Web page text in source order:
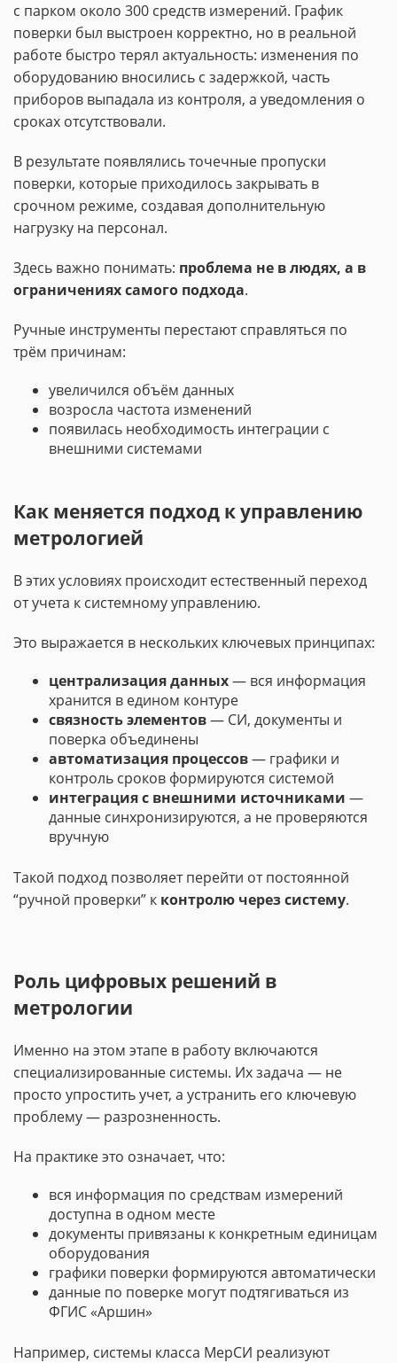
с парком около 300 средств измерений. График
поверки был выстроен корректно, но в реальной
работе быстро терял актуальность: изменения по
оборудованию вносились с задержкой, часть
приборов выпадала из контроля, а уведомления о
сроках отсутствовали.
В результате появлялись точечные пропуски
поверки, которые приходилось закрывать в
срочном режиме, создавая дополнительную
нагрузку на персонал.
Здесь важно понимать: проблема не в людях, а в
ограничениях самого подхода.
Ручные инструменты перестают справляться по
трём причинам:
увеличился объём данных
возросла частота изменений
появилась необходимость интеграции с
внешними системами
Как меняется подход к управлению
метрологией
В этих условиях происходит естественный переход
от учета к системному управлению.
Это выражается в нескольких ключевых принципах:
централизация данных— вся информация
хранится в едином контуре
связность элементов— СИ, документы и
поверка объединены
автоматизация процессов— графики и
контроль сроков формируются системой
интеграция с внешними источниками —
данные синхронизируются, а не проверяются
вручную
Такой подход позволяет перейти от постоянной
“ручной проверки” к контролю через систему.
Роль цифровых решений в
метрологии
Именно на этом этапе в работу включаются
специализированные системы. Их задача — не
просто упростить учет, а устранить его ключевую
проблему — разрозненность.
На практике это означает, что:
вся информация по средствам измерений
доступна в одном месте
документы привязаны к конкретным единицам
оборудования
графики поверки формируются автоматически
данные по поверке могут подтягиваться из
ФГИС «Аршин»
Например, системы класса МерСИ реализуют